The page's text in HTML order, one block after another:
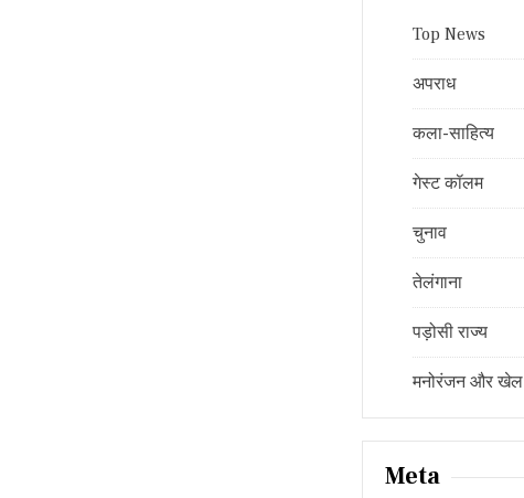
Top News
अपराध
कला-साहित्य
गेस्ट कॉलम
चुनाव
तेलंगाना
पड़ोसी राज्य
मनोरंजन और खेल
Meta